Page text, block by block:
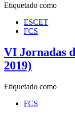
Etiquetado como
ESCET
FCS
VI Jornadas
2019)
Etiquetado como
FCS